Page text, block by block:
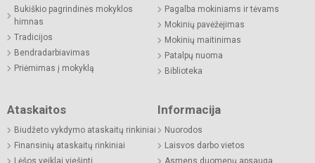
Bukiškio pagrindinės mokyklos
himnas
Tradicijos
Bendradarbiavimas
Priėmimas į mokyklą
Pagalba mokiniams ir tėvams
Mokinių pavėžėjimas
Mokinių maitinimas
Patalpų nuoma
Biblioteka
Ataskaitos
Biudžeto vykdymo ataskaitų rinkiniai
Finansinių ataskaitų rinkiniai
Lėšos veiklai viešinti
Informacija
Nuorodos
Laisvos darbo vietos
Asmens duomenų apsauga